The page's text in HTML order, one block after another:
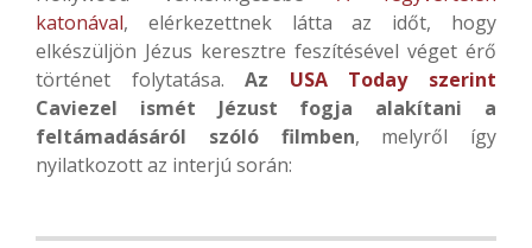
katonával, elérkezettnek látta az időt, hogy
elkészüljön Jézus keresztre feszítésével véget érő
történet folytatása.Az USA Today szerint
Caviezel ismét Jézust fogja alakítani a
feltámadásáról szóló filmben, melyről így
nyilatkozott az interjú során: